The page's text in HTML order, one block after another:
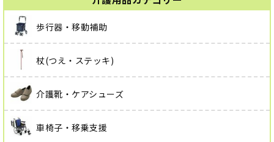
歩行器・移動補助
杖(つえ・ステッキ)
介護靴・ケアシューズ
車椅子・移乗支援